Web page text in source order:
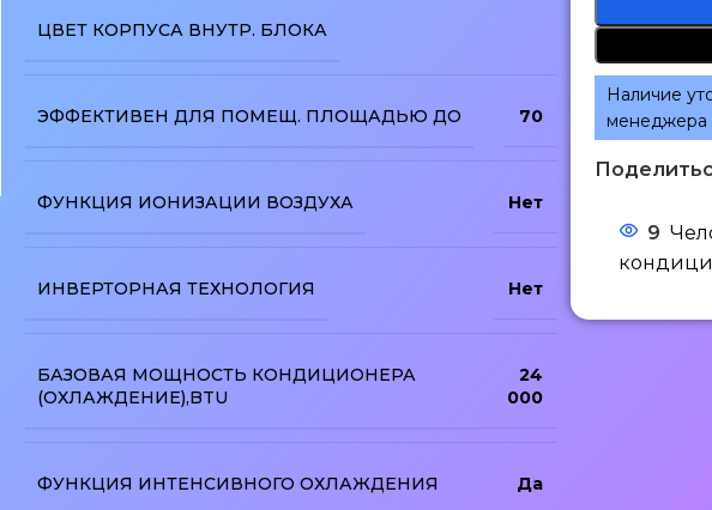
ЦВЕТ КОРПУСА ВНУТР. БЛОКА
ЭФФЕКТИВЕН ДЛЯ ПОМЕЩ. ПЛОЩАДЬЮ ДО 70
ФУНКЦИЯ ИОНИЗАЦИИ ВОЗДУХА Нет
ИНВЕРТОРНАЯ ТЕХНОЛОГИЯ Нет
БАЗОВАЯ МОЩНОСТЬ КОНДИЦИОНЕРА
(ОХЛАЖДЕНИЕ),BTU
24
000
ФУНКЦИЯ ИНТЕНСИВНОГО ОХЛАЖДЕНИЯ Да
Наличие
менеджера
9